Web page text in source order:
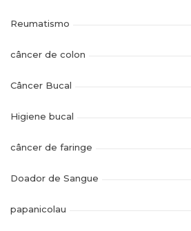
Reumatismo
câncer de colon
Câncer Bucal
Higiene bucal
câncer de faringe
Doador de Sangue
papanicolau